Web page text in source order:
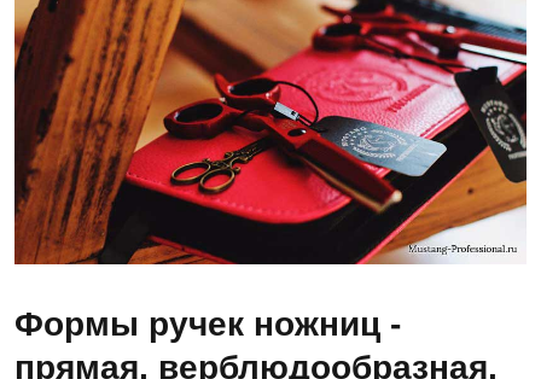
Формы ручек ножниц -
прямая, верблюдообразная,